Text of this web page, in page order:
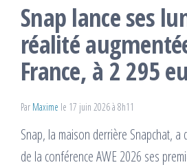
Snap lance ses
réalité
France, à 2 295
Par Maxime le 17 juin 2026 à 8h11
Snap, la maison derrière Snapchat, a
de la conférence AWE 2026 ses